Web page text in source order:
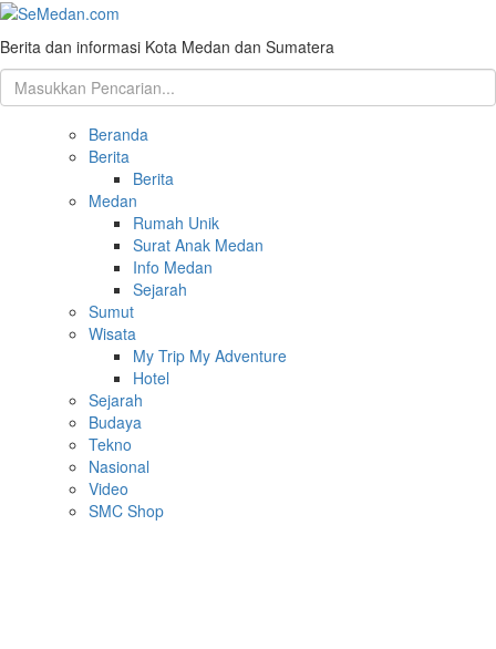
Berita dan informasi Kota Medan dan Sumatera
Beranda
Berita
Berita
Medan
Rumah Unik
Surat Anak Medan
Info Medan
Sejarah
Sumut
Wisata
My Trip My Adventure
Hotel
Sejarah
Budaya
Tekno
Nasional
Video
SMC Shop